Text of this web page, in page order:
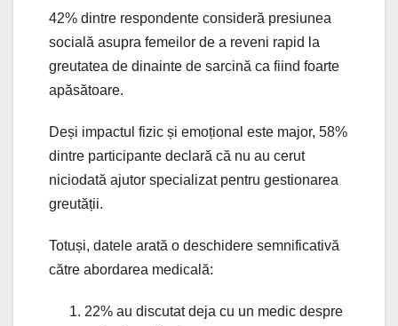
42% dintre respondente consideră presiunea
socială asupra femeilor de a reveni rapid la
greutatea de dinainte de sarcină ca fiind foarte
apăsătoare.
Deși impactul fizic și emoțional este major, 58%
dintre participante declară că nu au cerut
niciodată ajutor specializat pentru gestionarea
greutății.
Totuși, datele arată o deschidere semnificativă
către abordarea medicală:
22% au discutat deja cu un medic despre